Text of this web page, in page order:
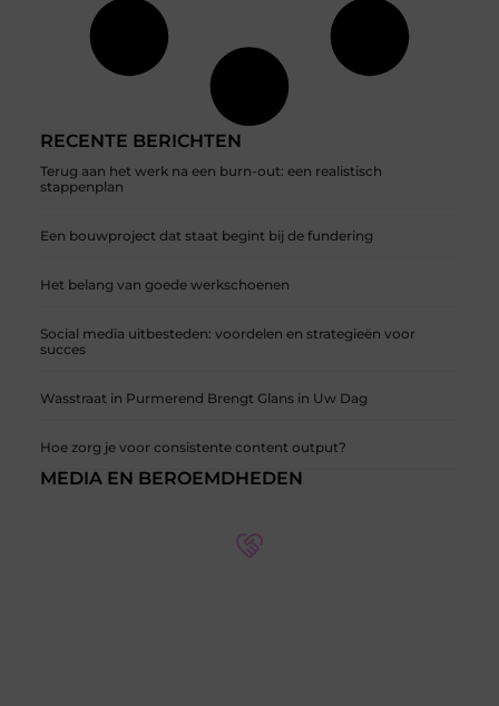
RECENTE BERICHTEN
Terug aan het werk na een burn-out: een realistisch
stappenplan
Een bouwproject dat staat begint bij de fundering
Het belang van goede werkschoenen
Social media uitbesteden: voordelen en strategieën voor
succes
Wasstraat in Purmerend Brengt Glans in Uw Dag
Hoe zorg je voor consistente content output?
MEDIA EN BEROEMDHEDEN